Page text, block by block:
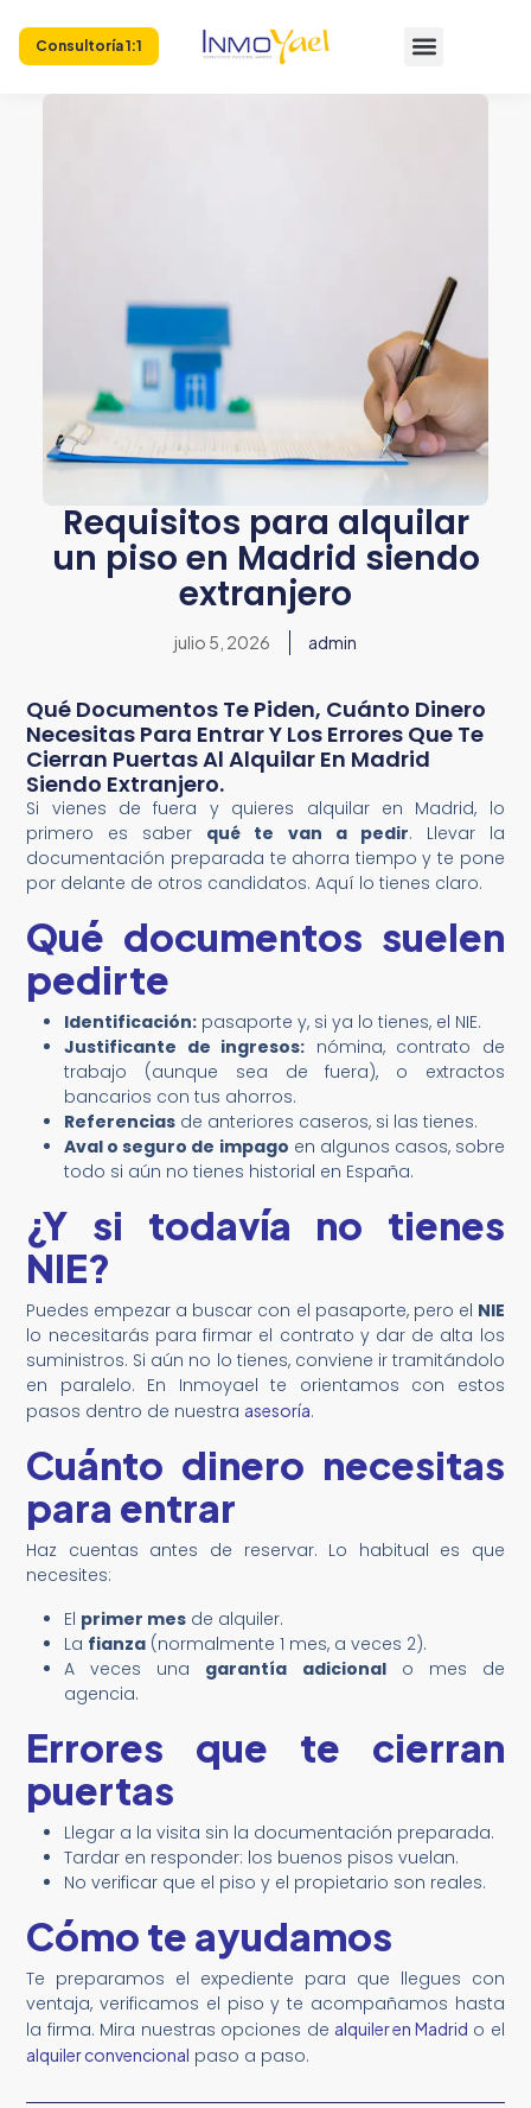
Consultoría 1:1
Requisitos para alquilar
un piso en Madrid siendo
extranjero
julio 5, 2026 admin
Qué Documentos Te Piden, Cuánto Dinero
Necesitas Para Entrar Y Los Errores Que Te
Cierran Puertas Al Alquilar En Madrid
Siendo Extranjero.
Si vienes de fuera y quieres alquilar en Madrid, lo
primero es saber qué te van a pedir. Llevar la
documentación preparada te ahorra tiempo y te pone
por delante de otros candidatos. Aquí lo tienes claro.
Qué documentos suelen
pedirte
Identificación: pasaporte y, si ya lo tienes, el NIE.
Justificante de ingresos: nómina, contrato de
trabajo (aunque sea de fuera), o extractos
bancarios con tus ahorros.
Referencias de anteriores caseros, si las tienes.
Aval o seguro de impago en algunos casos, sobre
todo si aún no tienes historial en España.
¿Y si todavía no tienes
NIE?
Puedes empezar a buscar con el pasaporte, pero el NIE
lo necesitarás para firmar el contrato y dar de alta los
suministros. Si aún no lo tienes, conviene ir tramitándolo
en paralelo. En Inmoyael te orientamos con estos
pasos dentro de nuestra asesoría.
Cuánto dinero necesitas
para entrar
Haz cuentas antes de reservar. Lo habitual es que
necesites:
El primer mes de alquiler.
La fianza (normalmente 1 mes, a veces 2).
A veces una garantía adicionalo mes de
agencia.
Errores que te cierran
puertas
Llegar a la visita sin la documentación preparada.
Tardar en responder: los buenos pisos vuelan.
No verificar que el piso y el propietario son reales.
Cómo te ayudamos
Te preparamos el expediente para que llegues con
ventaja, verificamos el piso y te acompañamos hasta
la firma. Mira nuestras opciones de alquiler en Madrid o el
alquiler convencional paso a paso.